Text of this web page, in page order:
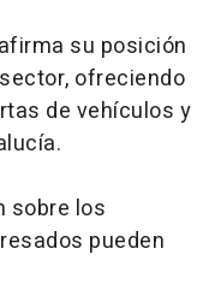
su posición
ofreciendo
de vehículos y
sobre los
pueden